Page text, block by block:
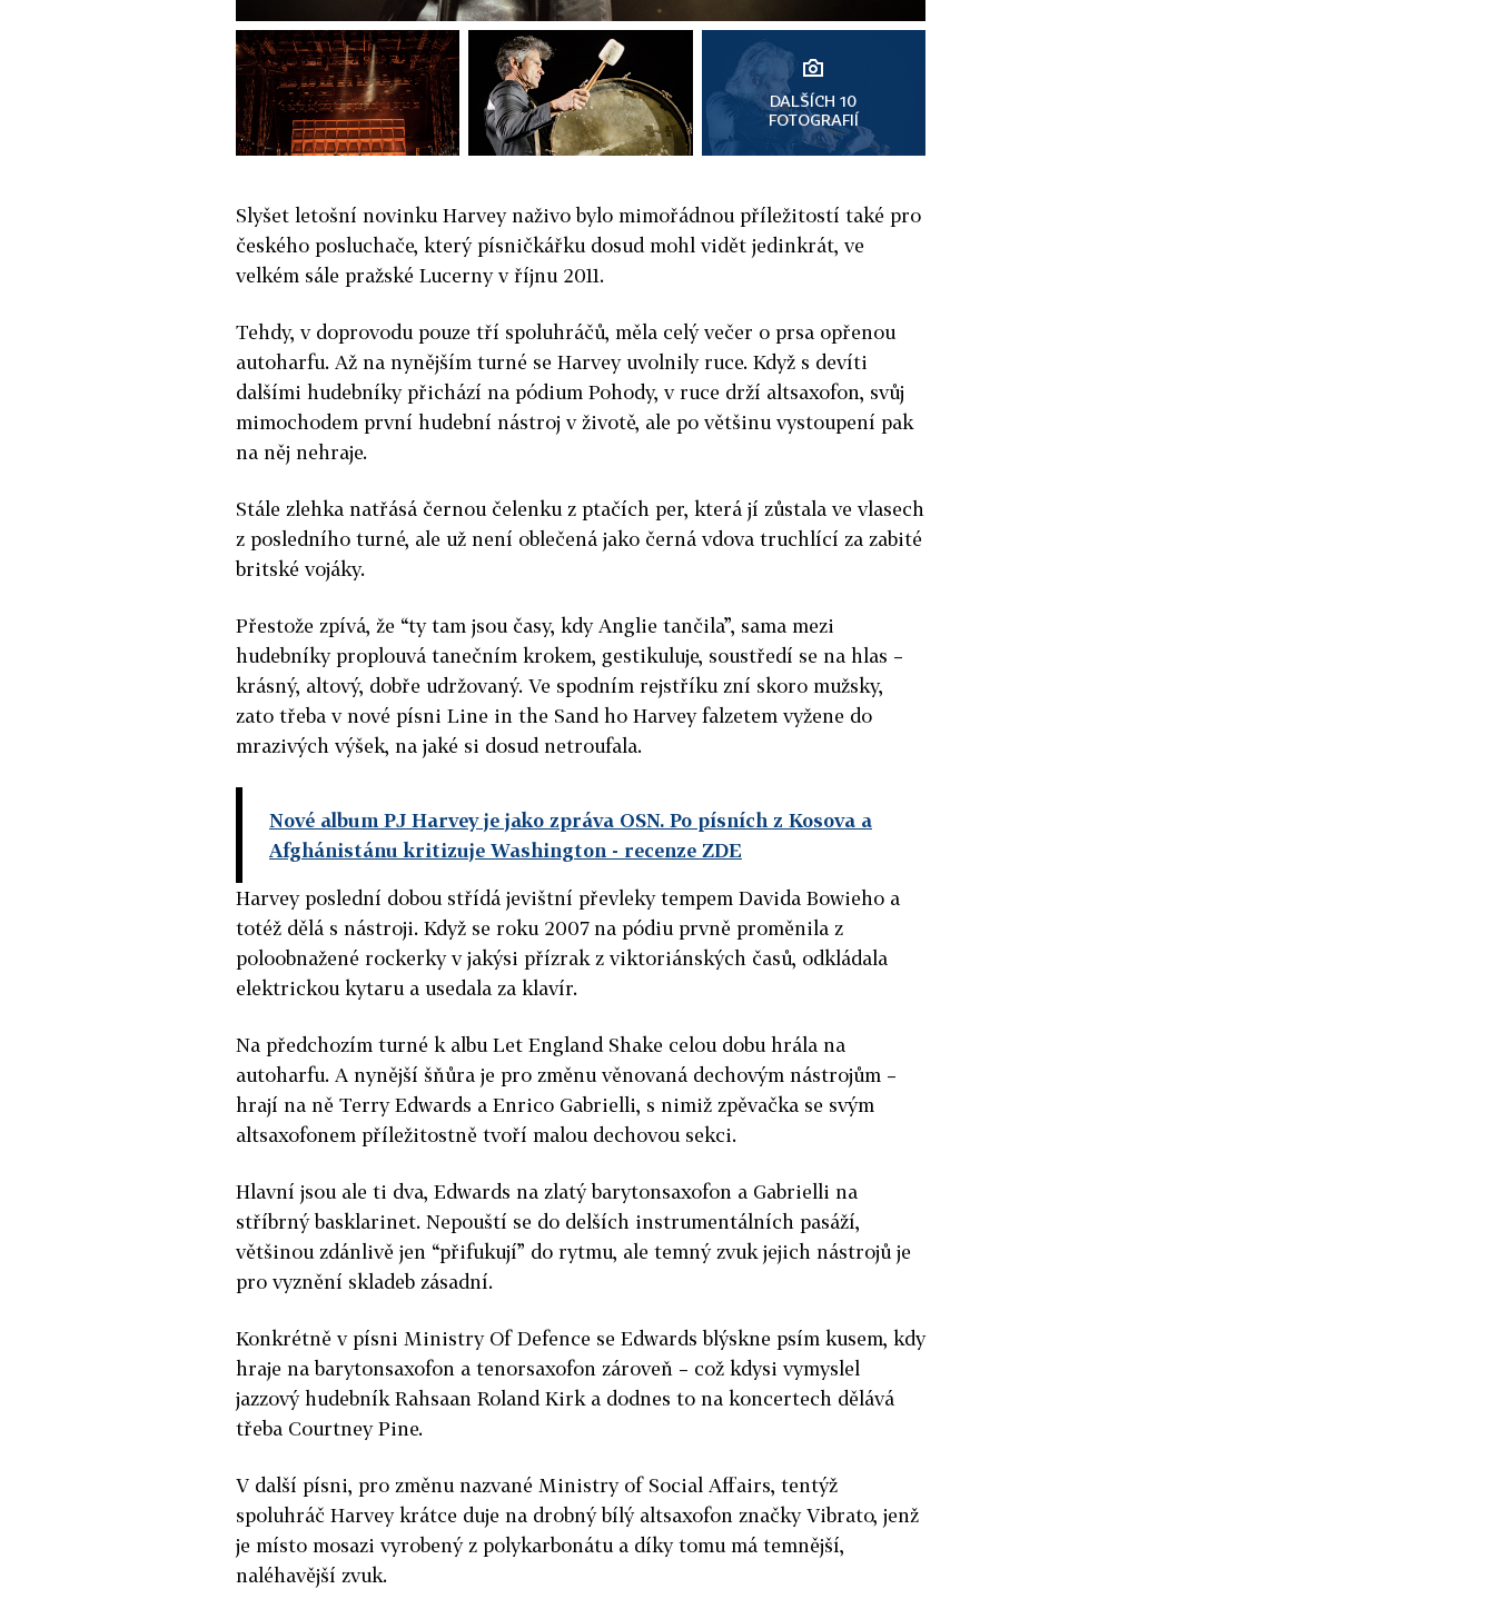
DALŠÍCH 10
FOTOGRAFIÍ
Slyšet letošní novinku Harvey naživo bylo mimořádnou příležitostí také pro
českého posluchače, který písničkářku dosud mohl vidět jedinkrát, ve
velkém sále pražské Lucerny v říjnu 2011.
Tehdy, v doprovodu pouze tří spoluhráčů, měla celý večer o prsa opřenou
autoharfu. Až na nynějším turné se Harvey uvolnily ruce. Když s devíti
dalšími hudebníky přichází na pódium Pohody, v ruce drží altsaxofon, svůj
mimochodem první hudební nástroj v životě, ale po většinu vystoupení pak
na něj nehraje.
Stále zlehka natřásá černou čelenku z ptačích per, která jí zůstala ve vlasech
z posledního turné, ale už není oblečená jako černá vdova truchlící za zabité
britské vojáky.
Přestože zpívá, že “ty tam jsou časy, kdy Anglie tančila”, sama mezi
hudebníky proplouvá tanečním krokem, gestikuluje, soustředí se na hlas –
krásný, altový, dobře udržovaný. Ve spodním rejstříku zní skoro mužsky,
zato třeba v nové písni Line in the Sand ho Harvey falzetem vyžene do
mrazivých výšek, na jaké si dosud netroufala.
Nové album PJ Harvey je jako zpráva OSN. Po písních z Kosova a
Afghánistánu kritizuje Washington- recenze ZDE
Harvey poslední dobou střídá jevištní převleky tempem Davida Bowieho a
totéž dělá s nástroji. Když se roku 2007 na pódiu prvně proměnila z
poloobnažené rockerky v jakýsi přízrak z viktoriánských časů, odkládala
elektrickou kytaru a usedala za klavír.
Na předchozím turné k albu Let England Shake celou dobu hrála na
autoharfu. A nynější šňůra je pro změnu věnovaná dechovým nástrojům –
hrají na ně Terry Edwards a Enrico Gabrielli, s nimiž zpěvačka se svým
altsaxofonem příležitostně tvoří malou dechovou sekci.
Hlavní jsou ale ti dva, Edwards na zlatý barytonsaxofon a Gabrielli na
stříbrný basklarinet. Nepouští se do delších instrumentálních pasáží,
většinou zdánlivě jen “přifukují” do rytmu, ale temný zvuk jejich nástrojů je
pro vyznění skladeb zásadní.
Konkrétně v písni Ministry Of Defence se Edwards blýskne psím kusem, kdy
hraje na barytonsaxofon a tenorsaxofon zároveň – což kdysi vymyslel
jazzový hudebník Rahsaan Roland Kirk a dodnes to na koncertech dělává
třeba Courtney Pine.
V další písni, pro změnu nazvané Ministry of Social Affairs, tentýž
spoluhráč Harvey krátce duje na drobný bílý altsaxofon značky Vibrato, jenž
je místo mosazi vyrobený z polykarbonátu a díky tomu má temnější,
naléhavější zvuk.